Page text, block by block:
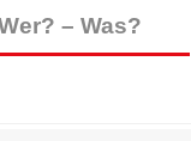
– Was?